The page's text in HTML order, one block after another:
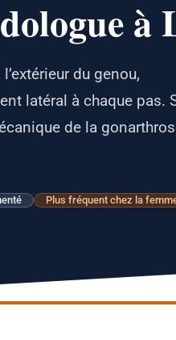
à
du genou,
latéral à chaque pas.
de la
Plus fréquent chez la